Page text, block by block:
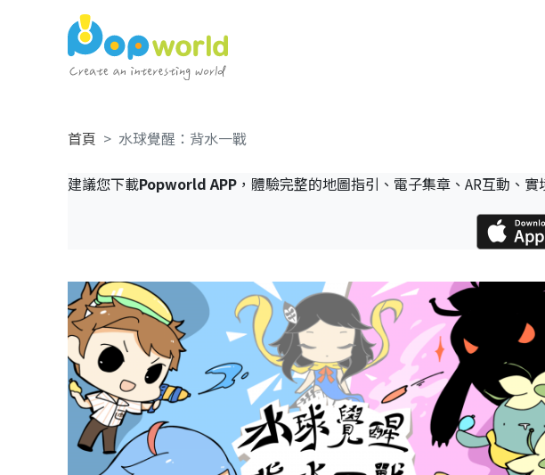
首頁 水球覺醒：背水一戰
建議您下載Popworld APP，體驗完整的地圖指引、電子集章、AR互動、實